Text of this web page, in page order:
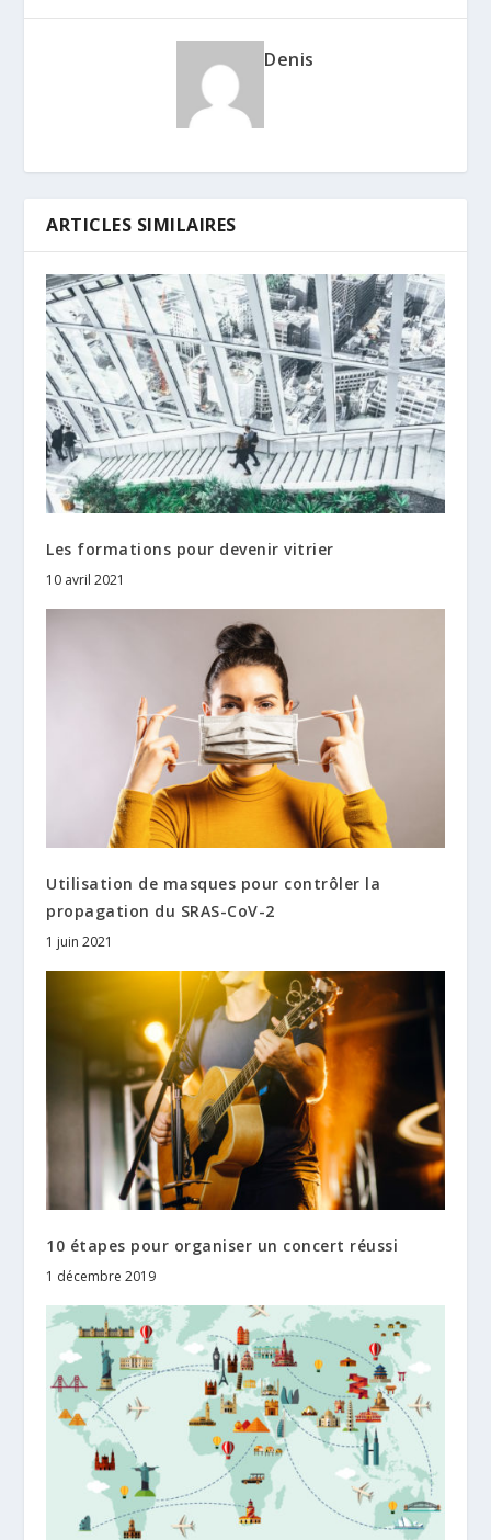
Denis
ARTICLES SIMILAIRES
Les formations pour devenir vitrier
10 avril 2021
Utilisation de masques pour contrôler la
propagation du SRAS-CoV-2
1 juin 2021
10 étapes pour organiser un concert réussi
1 décembre 2019